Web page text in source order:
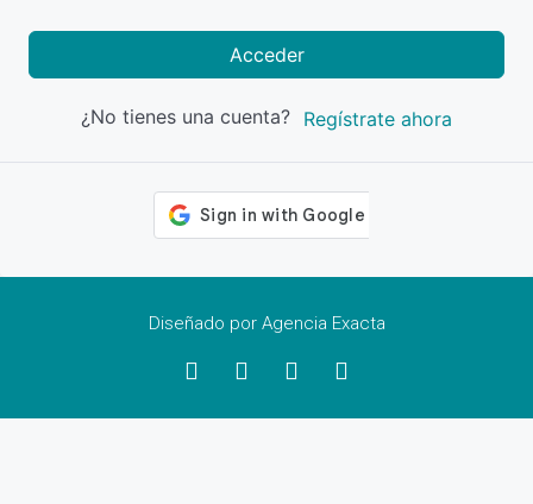
Acceder
¿No tienes una cuenta? Regístrate ahora
Diseñado por Agencia Exacta